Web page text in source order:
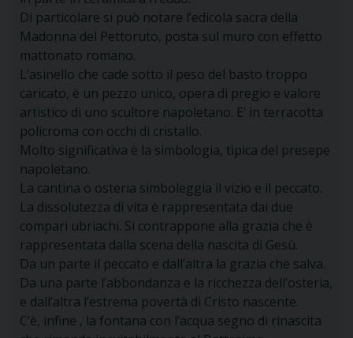
Di particolare si può notare l’edicola sacra della
Madonna del Pettoruto, posta sul muro con effetto
mattonato romano.
L’asinello che cade sotto il peso del basto troppo
caricato, è un pezzo unico, opera di pregio e valore
artistico di uno scultore napoletano. E’ in terracotta
policroma con occhi di cristallo.
Molto significativa è la simbologia, tipica del presepe
napoletano.
La cantina o osteria simboleggia il vizio e il peccato.
La dissolutezza di vita è rappresentata dai due
compari ubriachi. Si contrappone alla grazia che è
rappresentata dalla scena della nascita di Gesù.
Da un parte il peccato e dall’altra la grazia che salva.
Da una parte l’abbondanza e la ricchezza dell’osteria,
e dall’altra l’estrema povertà di Cristo nascente.
C’è, infine , la fontana con l’acqua segno di rinascita